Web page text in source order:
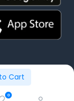
Cart
0
Ltd. |